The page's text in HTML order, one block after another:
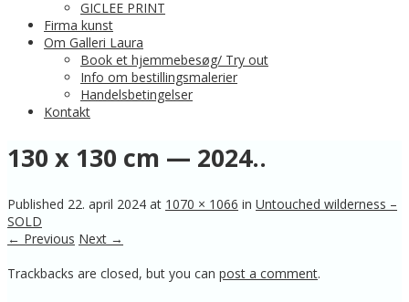
GICLEE PRINT
Firma kunst
Om Galleri Laura
Book et hjemmebesøg/ Try out
Info om bestillingsmalerier
Handelsbetingelser
Kontakt
130 x 130 cm — 2024..
Published 22. april 2024 at 1070 × 1066 in Untouched wilderness –
SOLD
← Previous Next →
Trackbacks are closed, but you can post a comment.